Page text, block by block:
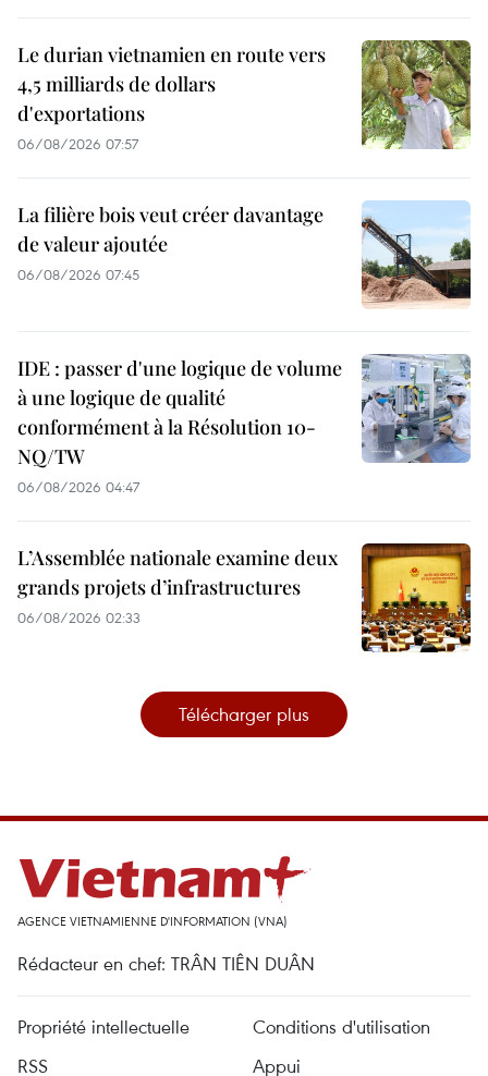
Le durian vietnamien en route vers
4,5 milliards de dollars
d'exportations
06/08/2026 07:57
La filière bois veut créer davantage
de valeur ajoutée
06/08/2026 07:45
IDE : passer d'une logique de volume
à une logique de qualité
conformément à la Résolution 10-
NQ/TW
06/08/2026 04:47
L’Assemblée nationale examine deux
grands projets d’infrastructures
06/08/2026 02:33
Télécharger plus
AGENCE VIETNAMIENNE D'INFORMATION (VNA)
Rédacteur en chef: TRÂN TIÊN DUÂN
Propriété intellectuelle
Conditions d'utilisation
RSS
Appui